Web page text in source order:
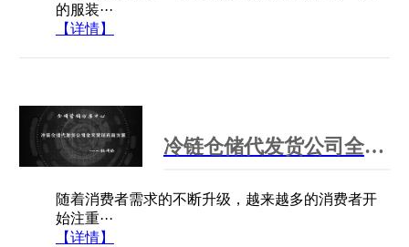
的服装···
【详情】
冷链仓储代发货公司全网营销布局方案
随着消费者需求的不断升级，越来越多的消费者开
始注重···
【详情】